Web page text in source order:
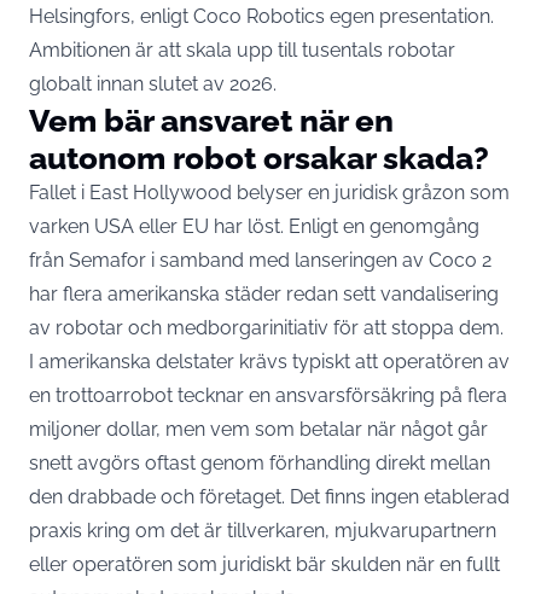
Helsingfors, enligt Coco Robotics egen presentation.
Ambitionen är att skala upp till tusentals robotar
globalt innan slutet av 2026.
Vem bär ansvaret när en
autonom robot orsakar skada?
Fallet i East Hollywood belyser en juridisk gråzon som
varken USA eller EU har löst. Enligt en genomgång
från Semafor i samband med lanseringen av Coco 2
har flera amerikanska städer redan sett vandalisering
av robotar och medborgarinitiativ för att stoppa dem.
I amerikanska delstater krävs typiskt att operatören av
en trottoarrobot tecknar en ansvarsförsäkring på flera
miljoner dollar, men vem som betalar när något går
snett avgörs oftast genom förhandling direkt mellan
den drabbade och företaget. Det finns ingen etablerad
praxis kring om det är tillverkaren, mjukvarupartnern
eller operatören som juridiskt bär skulden när en fullt